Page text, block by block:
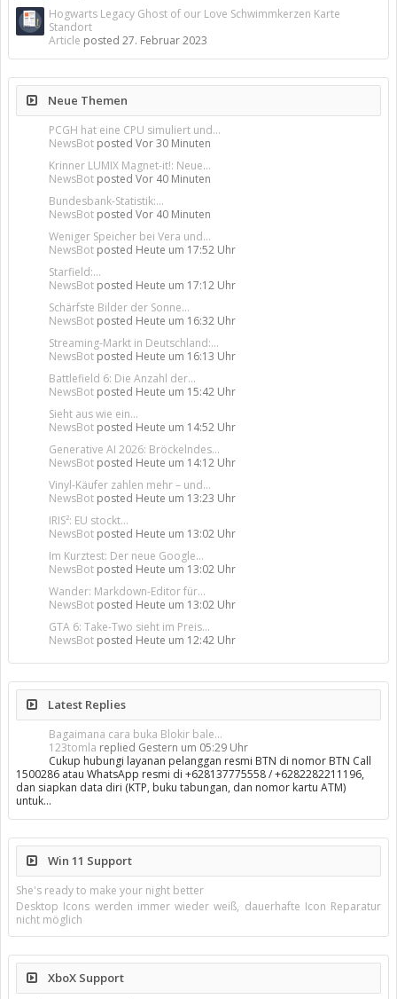
Hogwarts Legacy Ghost of our Love Schwimmkerzen Karte
Standort
Article posted 27. Februar 2023
Neue Themen
PCGH hat eine CPU simuliert und...
NewsBot posted Vor 30 Minuten
Krinner LUMIX Magnet-it!: Neue...
NewsBot posted Vor 40 Minuten
Bundesbank-Statistik:...
NewsBot posted Vor 40 Minuten
Weniger Speicher bei Vera und...
NewsBot posted Heute um 17:52 Uhr
Starfield:...
NewsBot posted Heute um 17:12 Uhr
Schärfste Bilder der Sonne...
NewsBot posted Heute um 16:32 Uhr
Streaming-Markt in Deutschland:...
NewsBot posted Heute um 16:13 Uhr
Battlefield 6: Die Anzahl der...
NewsBot posted Heute um 15:42 Uhr
Sieht aus wie ein...
NewsBot posted Heute um 14:52 Uhr
Generative AI 2026: Bröckelndes...
NewsBot posted Heute um 14:12 Uhr
Vinyl-Käufer zahlen mehr – und...
NewsBot posted Heute um 13:23 Uhr
IRIS²: EU stockt...
NewsBot posted Heute um 13:02 Uhr
Im Kurztest: Der neue Google...
NewsBot posted Heute um 13:02 Uhr
Wander: Markdown-Editor für...
NewsBot posted Heute um 13:02 Uhr
GTA 6: Take-Two sieht im Preis...
NewsBot posted Heute um 12:42 Uhr
Latest Replies
Bagaimana cara buka Blokir bale...
123tomla replied Gestern um 05:29 Uhr
Cukup hubungi layanan pelanggan resmi BTN di nomor BTN Call
1500286 atau WhatsApp resmi di +628137775558 / +6282282211196,
dan siapkan data diri (KTP, buku tabungan, dan nomor kartu ATM)
untuk…
Win 11 Support
She's ready to make your night better
Desktop Icons werden immer wieder weiß, dauerhafte Icon Reparatur
nicht möglich
XboX Support